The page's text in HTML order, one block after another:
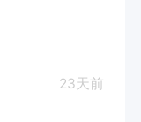
23天前